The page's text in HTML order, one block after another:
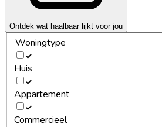
Ontdek wat haalbaar lijkt voor jou
Woningtype
Huis
Appartement
Commercieel